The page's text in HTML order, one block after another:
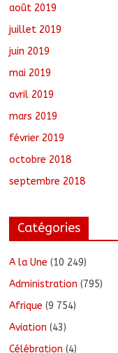
août 2019
juillet 2019
juin 2019
mai 2019
avril 2019
mars 2019
février 2019
octobre 2018
septembre 2018
Catégories
A la Une (10 249)
Administration (795)
Afrique (9 754)
Aviation (43)
Célébration (4)